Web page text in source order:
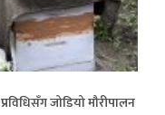
जोडियो मौरीपालन